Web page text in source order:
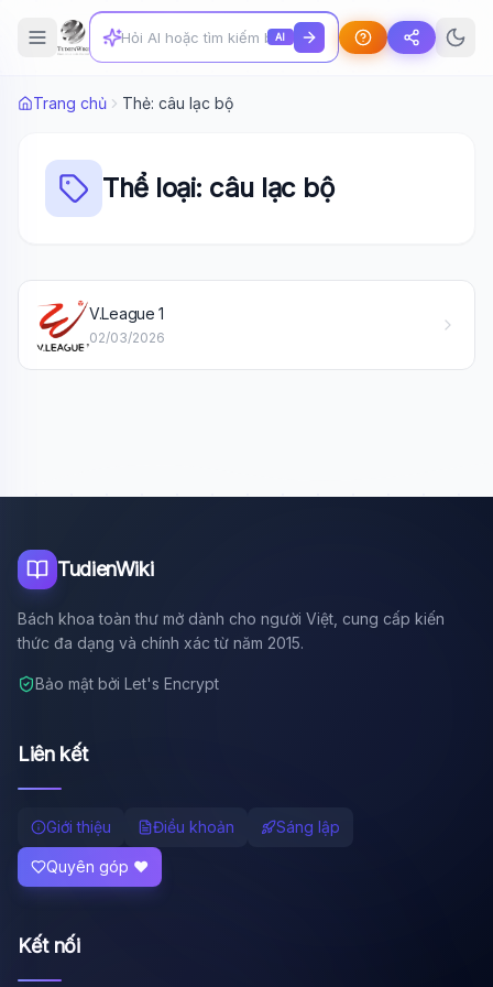
AI
Trang chủ Thẻ: câu lạc bộ
Thể loại: câu lạc bộ
V.League 1
02/03/2026
TudienWiki
Bách khoa toàn thư mở dành cho người Việt, cung cấp kiến
thức đa dạng và chính xác từ năm 2015.
Bảo mật bởi Let's Encrypt
Liên kết
Giới thiệu Điều khoản Sáng lập
Quyên góp ❤️
Kết nối
🤖 Sẵn sàng hỗ trợ
Tôi là trợ lý AI của TuDienWiki. Hãy hỏi tôi bất kỳ điều gì
🪐 Sao Mộc là gì?
🔬 Albert Einstein